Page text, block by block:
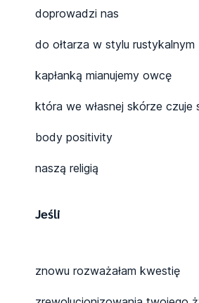
doprowadzi nas
do ołtarza w stylu rustykalnym
kapłanką mianujemy owcę
która we własnej skórze czuje
body positivity
naszą religią
Jeśli
znowu rozważałam kwestię